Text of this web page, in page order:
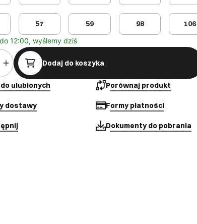
57 59 98 106
12:00, wyślemy dziś
Dodaj do koszyka
ulubionych Porównaj produkt
dostawy Formy płatności
Dokumenty do pobrania